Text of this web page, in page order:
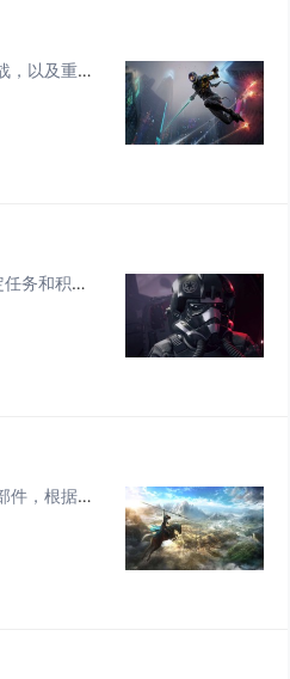
今天小白来给大家谈谈《星球重启》资源收集与分配技巧，零氪也能高战，以及重启星球大战对应的知识点，希望对大家有所帮助，不要忘了收藏本站呢今天给各位分享《星球重启》资源收集与分配技巧，零氪也能高战的知识，其中也会对重启星球大战进行解释，如果能碰...
《时空猎人3》觉醒系统是提升角色战力的核心机制，玩家通过完成特定任务和积累觉醒材料，可激活并升级角色的觉醒技能，大幅增强属性与战斗表现，觉醒不仅带来伤害加成，还能解锁全新技能效果和外观变化，显著提升战斗流畅度与策略性，每个角色拥有独立的觉醒...
在《钢岚》中，机甲强化与机巧搭配是提升战力的核心，合理选择机巧部件，根据机甲特性与作战定位进行属性加成与技能协同，能显著增强输出、生存或辅助能力，优先强化高收益部件，如武器系统与核心装甲，并注重能量分配与升级顺序，通过精准匹配机巧套装效果，...